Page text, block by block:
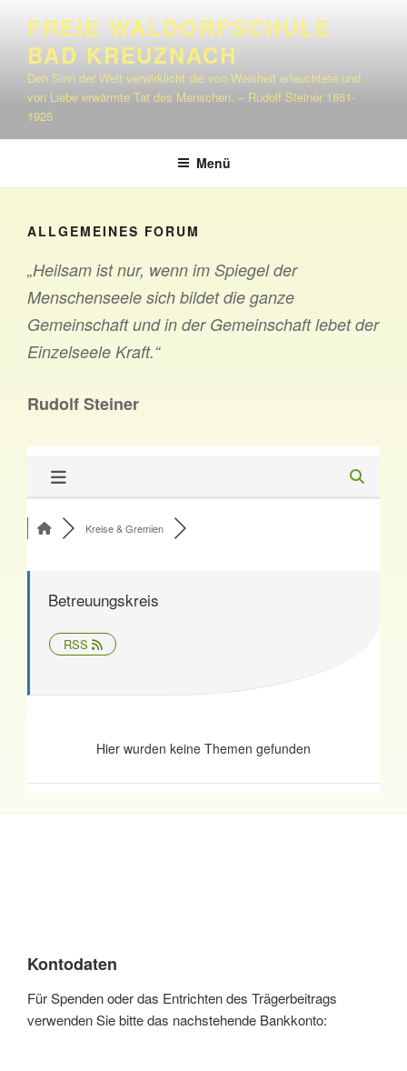
springen
FREIE WALDORFSCHULE
BAD KREUZNACH
Den Sinn der Welt verwirklicht die von Weisheit erleuchtete und
von Liebe erwärmte Tat des Menschen. – Rudolf Steiner 1861-
1925
Menü
ALLGEMEINES FORUM
„Heilsam ist nur, wenn im Spiegel der
Menschenseele sich bildet die ganze
Gemeinschaft und in der Gemeinschaft lebet der
Einzelseele Kraft.“
Rudolf Steiner
Kreise & Gremien
Betreuungskreis
RSS
Hier wurden keine Themen gefunden
Kontodaten
Für Spenden oder das Entrichten des Trägerbeitrags
verwenden Sie bitte das nachstehende Bankkonto: